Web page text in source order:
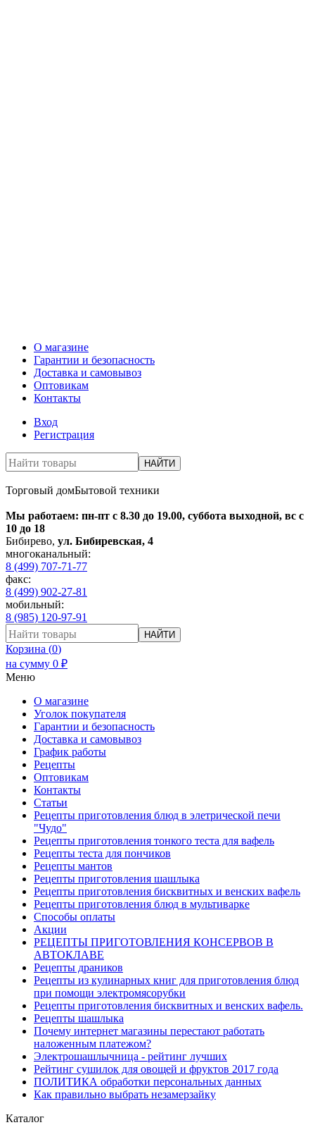
О магазине
Гарантии и безопасность
Доставка и самовывоз
Оптовикам
Контакты
Вход
Регистрация
НАЙТИ
Торговый домБытовой техники
Мы работаем: пн-пт с 8.30 до 19.00, суббота выходной, вс с
10 до 18
Бибирево, ул. Бибиревская, 4
многоканальный:
8 (499) 707-71-77
факс:
8 (499) 902-27-81
мобильный:
8 (985) 120-97-91
НАЙТИ
Корзина (0)
на сумму 0 ₽
Меню
О магазине
Уголок покупателя
Гарантии и безопасность
Доставка и самовывоз
График работы
Рецепты
Оптовикам
Контакты
Статьи
Рецепты приготовления блюд в элетрической печи
"Чудо"
Рецепты приготовления тонкого теста для вафель
Рецепты теста для пончиков
Рецепты мантов
Рецепты приготовления шашлыка
Рецепты приготовления бисквитных и венских вафель
Рецепты приготовления блюд в мультиварке
Способы оплаты
Акции
РЕЦЕПТЫ ПРИГОТОВЛЕНИЯ КОНСЕРВОВ В
АВТОКЛАВЕ
Рецепты драников
Рецепты из кулинарных книг для приготовления блюд
при помощи электромясорубки
Рецепты приготовления бисквитных и венских вафель.
Рецепты шашлыка
Почему интернет магазины перестают работать
наложенным платежом?
Электрошашлычница - рейтинг лучших
Рейтинг сушилок для овощей и фруктов 2017 года
ПОЛИТИКА обработки персональных данных
Как правильно выбрать незамерзайку
Каталог